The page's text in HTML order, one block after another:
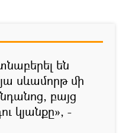
են
սևամորթ մի
բայց
կյանքը», -